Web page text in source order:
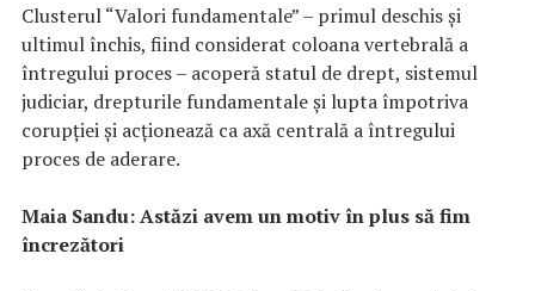
Clusterul “Valori fundamentale” – primul deschis şi
ultimul închis, fiind considerat coloana vertebrală a
întregului proces – acoperă statul de drept, sistemul
judiciar, drepturile fundamentale şi lupta împotriva
corupţiei şi acţionează ca axă centrală a întregului
proces de aderare.
Maia Sandu: Astăzi avem un motiv în plus să fim
încrezători